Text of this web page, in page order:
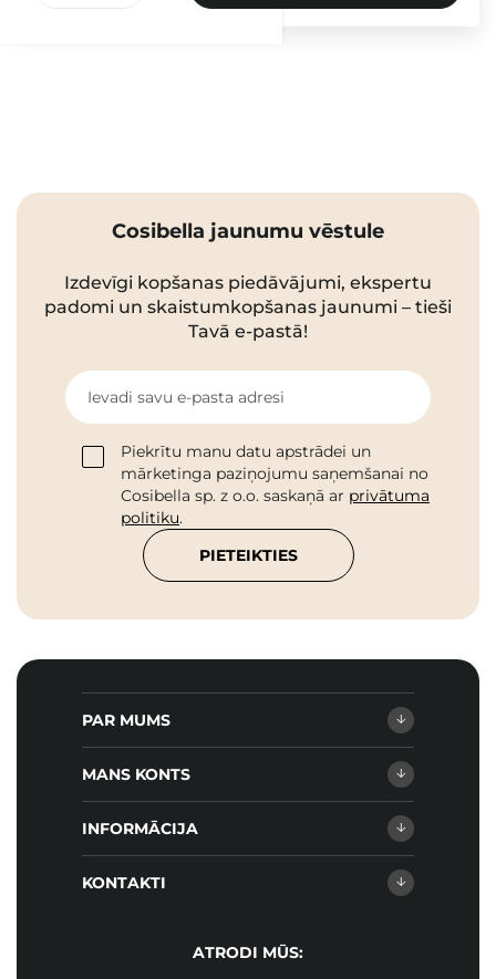
Cosibella jaunumu vēstule
Izdevīgi kopšanas piedāvājumi, ekspertu
padomi un skaistumkopšanas jaunumi – tieši
Tavā e-pastā!
Ievadi savu e-pasta adresi
Piekrītu manu datu apstrādei un
mārketinga paziņojumu saņemšanai no
Cosibella sp. z o.o. saskaņā ar privātuma
politiku.
PIETEIKTIES
PAR MUMS
MANS KONTS
INFORMĀCIJA
KONTAKTI
ATRODI MŪS: